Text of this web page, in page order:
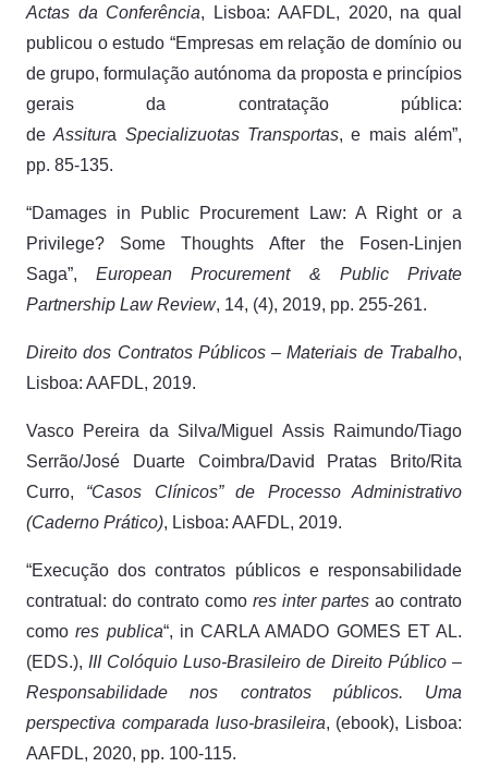
Actas da Conferência, Lisboa: AAFDL, 2020, na qual
publicou o estudo “Empresas em relação de domínio ou
de grupo, formulação autónoma da proposta e princípios
gerais da contratação pública:
deAssitura Specializuotas Transportas, e mais além”,
pp. 85-135.
“Damages in Public Procurement Law: A Right or a
Privilege? Some Thoughts After the Fosen-Linjen
Saga”,European Procurement & Public Private
Partnership Law Review, 14, (4), 2019, pp. 255-261.
Direito dos Contratos Públicos – Materiais de Trabalho,
Lisboa: AAFDL, 2019.
Vasco Pereira da Silva/Miguel Assis Raimundo/Tiago
Serrão/José Duarte Coimbra/David Pratas Brito/Rita
Curro, “Casos Clínicos” de Processo Administrativo
(Caderno Prático), Lisboa: AAFDL, 2019.
“Execução dos contratos públicos e responsabilidade
contratual: do contrato como res inter partes ao contrato
comores publica“, in CARLA AMADO GOMES ET AL.
(EDS.), III Colóquio Luso-Brasileiro de Direito Público –
Responsabilidade nos contratos públicos. Uma
perspectiva comparada luso-brasileira, (ebook), Lisboa:
AAFDL, 2020, pp. 100-115.